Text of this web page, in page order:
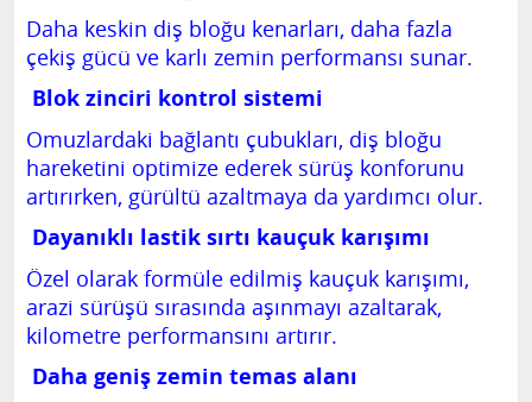
Daha keskin diş bloğu kenarları, daha fazla
çekiş gücü ve karlı zemin performansı sunar.
Blok zinciri kontrol sistemi
Omuzlardaki bağlantı çubukları, diş bloğu
hareketini optimize ederek sürüş konforunu
artırırken, gürültü azaltmaya da yardımcı olur.
Dayanıklı lastik sırtı kauçuk karışımı
Özel olarak formüle edilmiş kauçuk karışımı,
arazi sürüşü sırasında aşınmayı azaltarak,
kilometre performansını artırır.
Daha geniş zemin temas alanı